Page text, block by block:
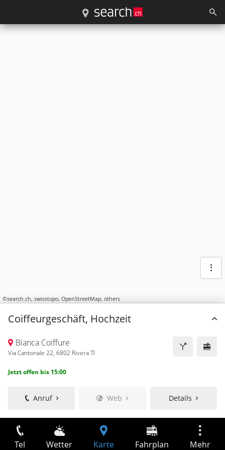
©search.ch, swisstopo, OpenStreetMap, others
Coiffeurgeschäft, Hochzeit
Bianca Coiffure
Via Cantonale 22, 6802 Rivera TI
Jetzt offen bis 15:00
Anruf Web Details
Tel Wetter Karte Fahrplan Mehr